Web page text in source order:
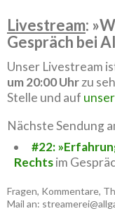
Livestream:
Gespräch bei
Unser Livestream
um 20:00 Uhrzu
Stelle und auf
Nächste Sendung
#22:
Rechtsim
Fragen, Kommentare,
Mail an: